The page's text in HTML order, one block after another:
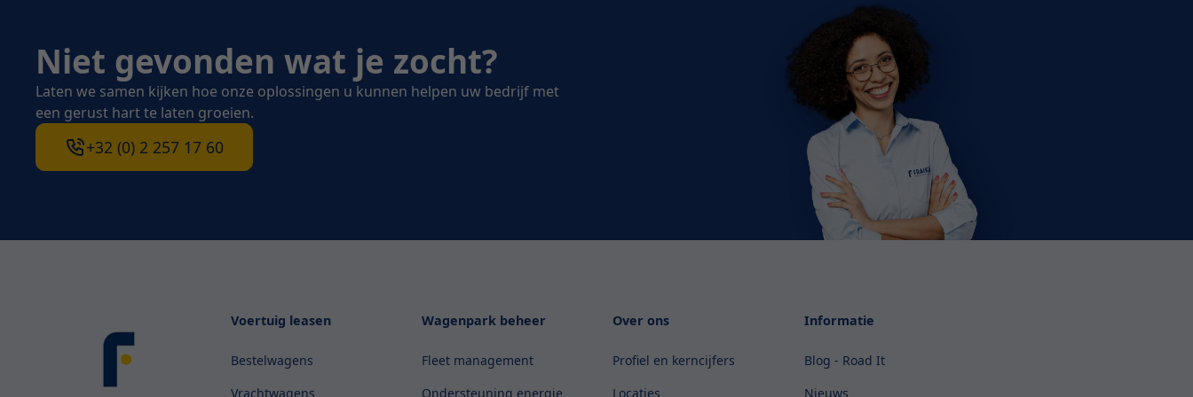
Niet gevonden wat je zocht?
Laten we samen kijken hoe onze oplossingen u kunnen helpen uw bedrijf met
een gerust hart te laten groeien.
+32 (0) 2 257 17 60
Voertuig leasen
Bestelwagens
Vrachtwagens
Wagenpark beheer
Fleet management
Ondersteuning energie
Over ons
Profiel en kerncijfers
Locaties
Informatie
Blog - Road It
Nieuws